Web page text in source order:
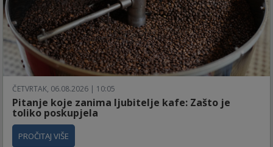
ČETVRTAK, 06.08.2026 | 10:05
Pitanje koje zanima ljubitelje kafe: Zašto je
toliko poskupjela
PROČITAJ VIŠE